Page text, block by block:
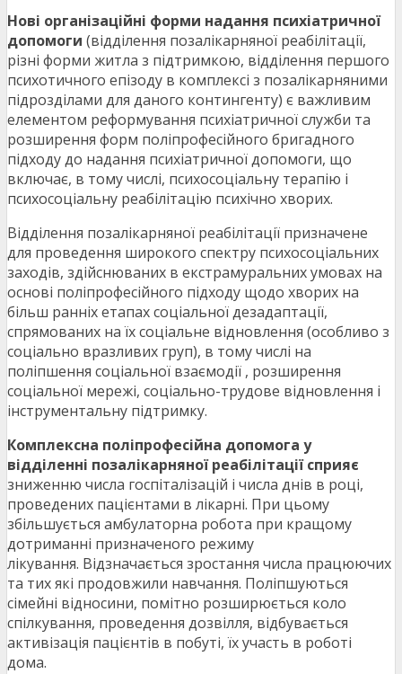
Нові організаційні форми надання психіатричної
допомоги (відділення позалікарняної реабілітації,
різні форми житла з підтримкою, відділення першого
психотичного епізоду в комплексі з позалікарняними
підрозділами для даного контингенту) є важливим
елементом реформування психіатричної служби та
розширення форм поліпрофесійного бригадного
підходу до надання психіатричної допомоги, що
включає, в тому числі, психосоціальну терапію і
психосоціальну реабілітацію психічно хворих.
Відділення позалікарняної реабілітації призначене
для проведення широкого спектру психосоціальних
заходів, здійснюваних в екстрамуральних умовах на
основі поліпрофесійного підходу щодо хворих на
більш ранніх етапах соціальної дезадаптації,
спрямованих на їх соціальне відновлення (особливо з
соціально вразливих груп), в тому числі на
поліпшення соціальної взаємодії , розширення
соціальної мережі, соціально-трудове відновлення і
інструментальну підтримку.
Комплексна поліпрофесійна допомога у
відділенні позалікарняної реабілітації сприяє
зниженню числа госпіталізацій і числа днів в році,
проведених пацієнтами в лікарні. При цьому
збільшується амбулаторна робота при кращому
дотриманні призначеного режиму
лікування. Відзначається зростання числа працюючих
та тих які продовжили навчання. Поліпшуються
сімейні відносини, помітно розширюється коло
спілкування, проведення дозвілля, відбувається
активізація пацієнтів в побуті, їх участь в роботі
дома.